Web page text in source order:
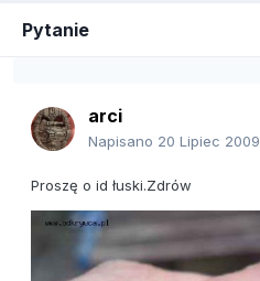
Pytanie
arci
Napisano 20 Lipiec 2009
Proszę o id łuski.Zdrów